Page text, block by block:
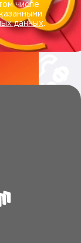
числе
данных